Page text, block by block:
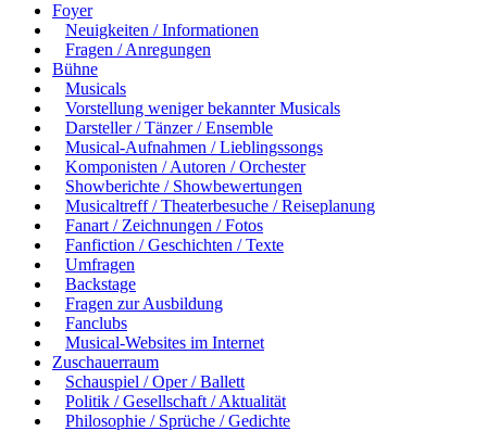
Foyer
Neuigkeiten / Informationen
Fragen / Anregungen
Bühne
Musicals
Vorstellung weniger bekannter Musicals
Darsteller / Tänzer / Ensemble
Musical-Aufnahmen / Lieblingssongs
Komponisten / Autoren / Orchester
Showberichte / Showbewertungen
Musicaltreff / Theaterbesuche / Reiseplanung
Fanart / Zeichnungen / Fotos
Fanfiction / Geschichten / Texte
Umfragen
Backstage
Fragen zur Ausbildung
Fanclubs
Musical-Websites im Internet
Zuschauerraum
Schauspiel / Oper / Ballett
Politik / Gesellschaft / Aktualität
Philosophie / Sprüche / Gedichte